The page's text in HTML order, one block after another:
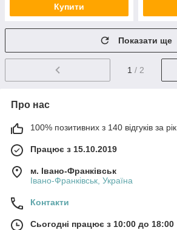
Купити
Показати ще
1 / 2
Про нас
100% позитивних з 140 відгуків за рік
Працює з 15.10.2019
м. Івано-Франківськ
Івано-Франківськ, Україна
Контакти
Сьогодні працює з 10:00 до 18:00